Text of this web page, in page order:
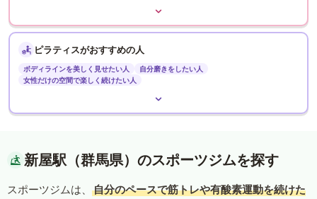
ピラティスがおすすめの人
ボディラインを美しく見せたい人
自分磨きをしたい人
女性だけの空間で楽しく続けたい人
新屋駅（群馬県）のスポーツジムを探す
スポーツジムは、
自分のペースで筋トレや有酸素運動を続けた